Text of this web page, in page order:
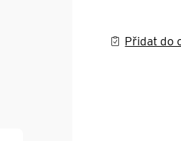
Přidat do